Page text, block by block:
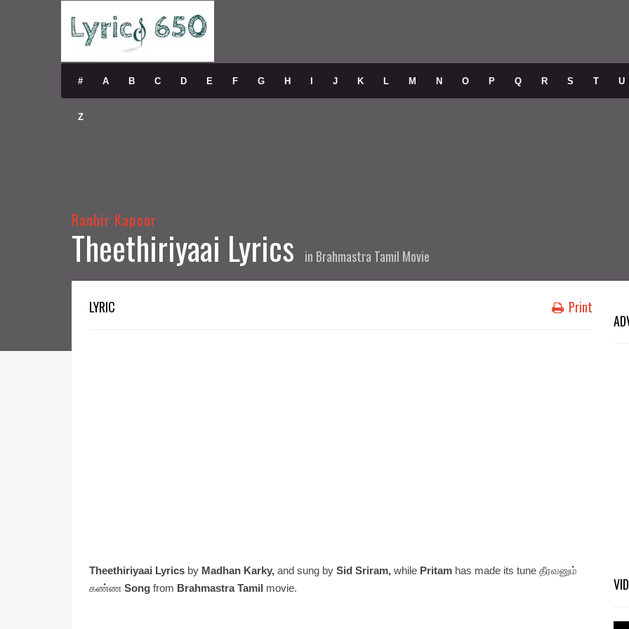
# A B C D E F G H J K L M N O P Q R S T U
Z
Ranbir Kapoor
Theethiriyaai Lyrics in Brahmastra Tamil Movie
LYRIC Print
Theethiriyaai Lyrics by Madhan Karky, and sung by Sid Sriram, while Pritam has made its tune தீரவனும்
கண்ண Song from Brahmastra Tamil movie.